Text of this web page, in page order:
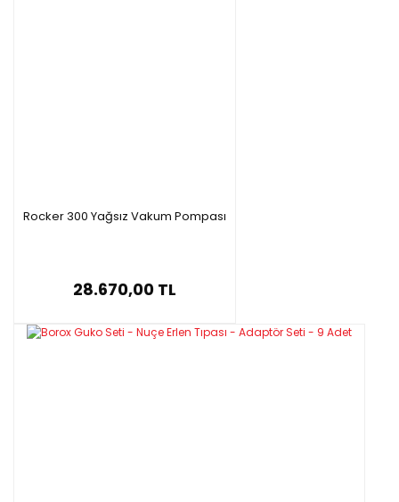
Rocker 300 Yağsız Vakum Pompası
28.670,00 TL